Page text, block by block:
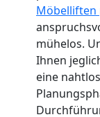
Möbelliften
mühelos.
Ihnen
eine